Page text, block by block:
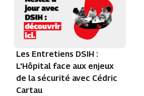
Les Entretiens DSIH :
L'Hôpital face aux enjeux
de la sécurité avec Cédric
Cartau